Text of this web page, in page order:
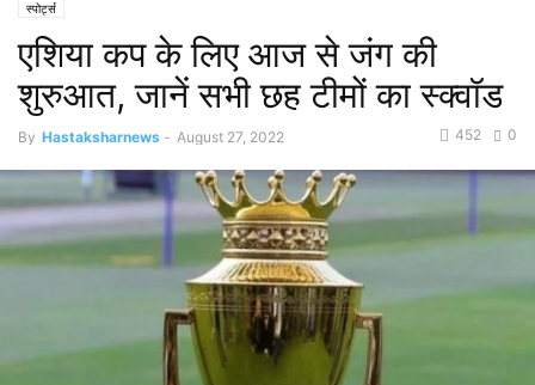
स्पोर्ट्स
एशिया कप के लिए आज से जंग की
शुरुआत, जानें सभी छह टीमों का स्क्वॉड
By Hastaksharnews - August 27, 2022 0
452